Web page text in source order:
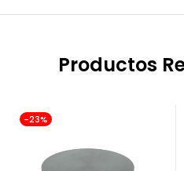
Productos
-23%